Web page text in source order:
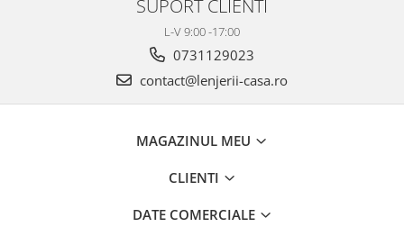
L-V 9:00 -17:00
0731129023
contact@lenjerii-casa.ro
MAGAZINUL MEU
CLIENTI
DATE COMERCIALE